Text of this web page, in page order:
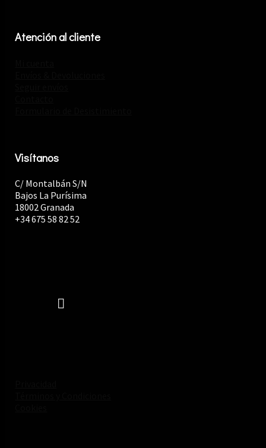
Atención al cliente
Visítanos
C/ Montalbán S/N
Bajos La Purísima
18002 Granada
+34 675 58 82 52